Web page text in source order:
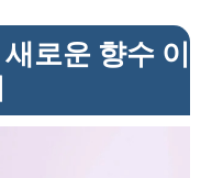
로운 향수 이